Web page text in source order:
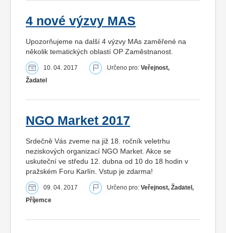
4 nové výzvy MAS
Upozorňujeme na další 4 výzvy MAs zaměřené na
několik tematických oblastí OP Zaměstnanost.
10. 04. 2017 Určeno pro: Veřejnost,
Žadatel
NGO Market 2017
Srdečně Vás zveme na již 18. ročník veletrhu
neziskových organizací NGO Market. Akce se
uskuteční ve středu 12. dubna od 10 do 18 hodin v
pražském Foru Karlín. Vstup je zdarma!
09. 04. 2017 Určeno pro: Veřejnost, Žadatel,
Příjemce